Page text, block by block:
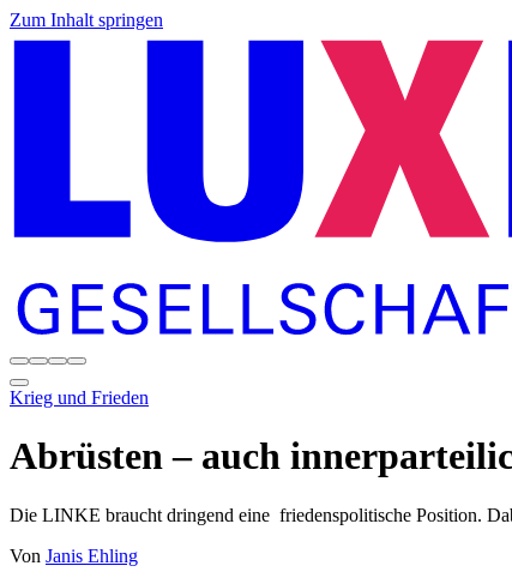
Zum Inhalt springen
Krieg und Frieden
Abrüsten – auch
Die LINKE braucht dringend eine friedenspolitische Position.
Von Janis Ehling